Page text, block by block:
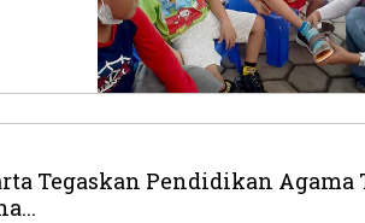
Tegaskan Pendidikan Agama